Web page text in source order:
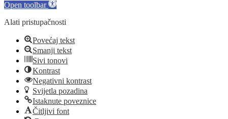
Open toolbar
Alati pristupačnosti
Povećaj tekst
Smanji tekst
Sivi tonovi
Kontrast
Negativni kontrast
Svijetla pozadina
Istaknute poveznice
Čitljivi font